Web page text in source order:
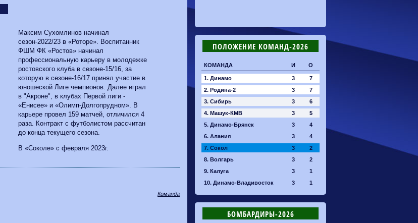
Максим Сухомлинов начинал
сезон-2022/23 в «Роторе». Воспитанник
ФШМ ФК «Ростов» начинал
профессиональную карьеру в молодежке
ростовского клуба в сезоне-15/16, за
которую в сезоне-16/17 принял участие в
юношеской Лиге чемпионов. Далее играл
в "Акроне", в клубах Первой лиги -
«Енисее» и «Олимп-Долгопрудном». В
карьере провел 159 матчей, отличился 4
раза. Контракт с футболистом рассчитан
до конца текущего сезона.
В «Соколе» с февраля 2023г.
Команда
ПОЛОЖЕНИЕ КОМАНД-2026
КОМАНДА И О
1. Динамо 3
7
2. Родина-2
3
7
3. Сибирь
3
6
4. Машук-КМВ
3
5
5. Динамо-Брянск
3
4
6. Алания
3
4
7. Сокол
3
2
8. Волгарь
3
2
9. Калуга
3
1
10. Динамо-Владивосток
3 1
БОМБАРДИРЫ-2026